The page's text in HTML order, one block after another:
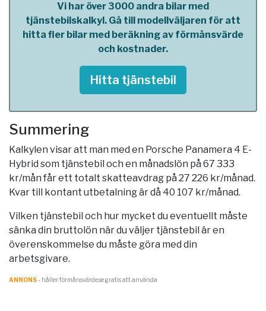
Vi har över 3000 andra bilar med
tjänstebilskalkyl. Gå till modellväljaren för att
hitta fler bilar med beräkning av förmånsvärde
och kostnader.
Hitta tjänstebil
Summering
Kalkylen visar att man med en Porsche Panamera 4 E-
Hybrid som tjänstebil och en månadslön på 67 333
kr/mån får ett totalt skatteavdrag på 27 226 kr/månad.
Kvar till kontant utbetalning är då 40 107 kr/månad.
Vilken tjänstebil och hur mycket du eventuellt måste
sänka din bruttolön när du väljer tjänstebil är en
överenskommelse du måste göra med din
arbetsgivare.
ANNONS- håller förmånsvärde.se gratis att använda